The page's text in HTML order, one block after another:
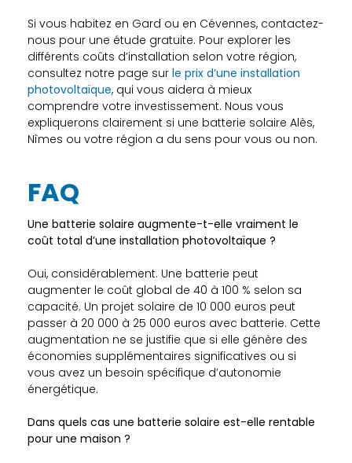
Si vous habitez en Gard ou en Cévennes, contactez-
nous pour une étude gratuite. Pour explorer les
différents coûts d’installation selon votre région,
consultez notre page sur le prix d’une installation
photovoltaïque, qui vous aidera à mieux
comprendre votre investissement. Nous vous
expliquerons clairement si une batterie solaire Alès,
Nîmes ou votre région a du sens pour vous ou non.
FAQ
Une batterie solaire augmente-t-elle vraiment le
coût total d’une installation photovoltaïque ?
Oui, considérablement. Une batterie peut
augmenter le coût global de 40 à 100 % selon sa
capacité. Un projet solaire de 10 000 euros peut
passer à 20 000 à 25 000 euros avec batterie. Cette
augmentation ne se justifie que si elle génère des
économies supplémentaires significatives ou si
vous avez un besoin spécifique d’autonomie
énergétique.
Dans quels cas une batterie solaire est-elle rentable
pour une maison ?